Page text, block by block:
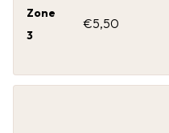
Zone
3
€5,50